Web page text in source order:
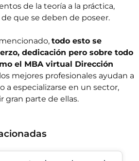
de la teoría a la práctica,
que se deben de poseer.
todo esto se
dedicación pero sobre todo
el MBA virtual Dirección
mejores profesionales ayudan a
a especializarse en un sector,
gran parte de ellas.